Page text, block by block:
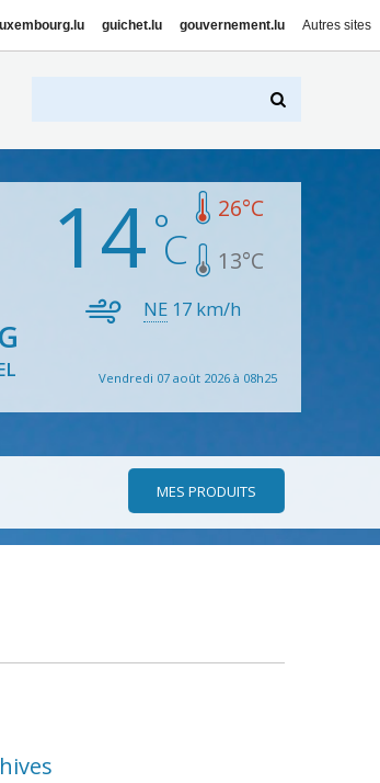
luxembourg.lu guichet.lu gouvernement.lu Autres sites
14 26°C
13°C
NE 17 km/h
Vendredi 07 août 2026 à 08h25
MES PRODUITS